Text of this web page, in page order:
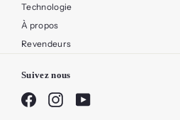
Technologie
À propos
Revendeurs
Suivez nous
FacebookInstagramYouTube